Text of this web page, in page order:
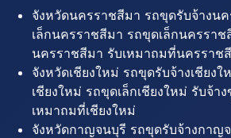
จังหวัดนครราชสีมา รถขุดรับจ้างน
เล็กนครราชสีมา รถขุดเล็กนครราช
นครราชสีมา รับเหมาถมที่นครราช
จังหวัดเชียงใหม่ รถขุดรับจ้างเชียง
เชียงใหม่ รถขุดเล็กเชียงใหม่ รับจ้า
เหมาถมที่เชียงใหม่
จังหวัดกาญจนบุรี รถขุดรับจ้างกาญ